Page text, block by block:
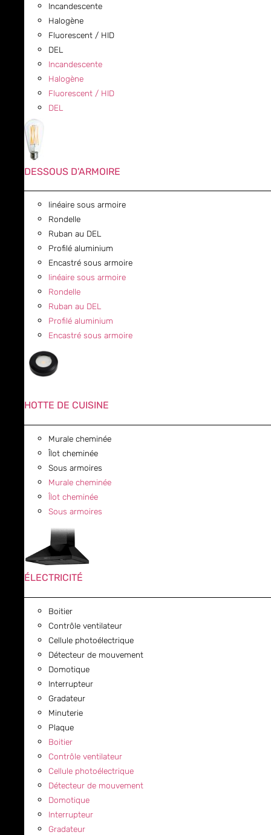
Incandescente
Halogène
Fluorescent / HID
DEL
Incandescente
Halogène
Fluorescent / HID
DEL
DESSOUS D'ARMOIRE
linéaire sous armoire
Rondelle
Ruban au DEL
Profilé aluminium
Encastré sous armoire
linéaire sous armoire
Rondelle
Ruban au DEL
Profilé aluminium
Encastré sous armoire
HOTTE DE CUISINE
Murale cheminée
Îlot cheminée
Sous armoires
Murale cheminée
Îlot cheminée
Sous armoires
ÉLECTRICITÉ
Boitier
Contrôle ventilateur
Cellule photoélectrique
Détecteur de mouvement
Domotique
Interrupteur
Gradateur
Minuterie
Plaque
Boitier
Contrôle ventilateur
Cellule photoélectrique
Détecteur de mouvement
Domotique
Interrupteur
Gradateur